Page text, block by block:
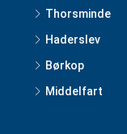
Thorsminde
Haderslev
Børkop
Middelfart